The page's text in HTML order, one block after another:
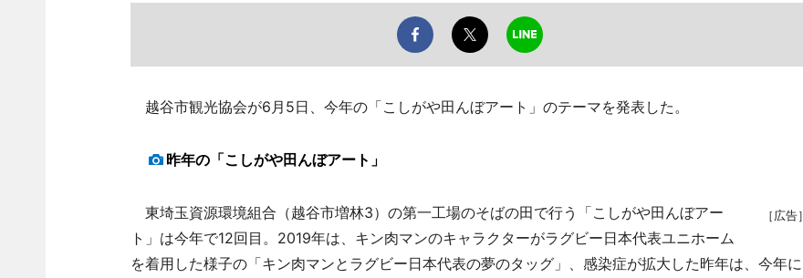
越谷市観光協会が6月5日、今年の「こしがや田んぼアート」のテーマを発表した。
昨年の「こしがや田んぼアート」
［広告］
東埼玉資源環境組合（越谷市増林3）の第一工場のそばの田で行う「こしがや田んぼアー
ト」は今年で12回目。2019年は、キン肉マンのキャラクターがラグビー日本代表ユニホーム
を着用した様子の「キン肉マンとラグビー日本代表の夢のタッグ」、感染症が拡大した昨年は、今年に